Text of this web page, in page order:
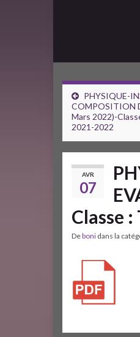
PHYSIQUE-
COMPOSITION
Mars 2022)-
2021-2022
AVR
07
Classe
Deboni dans la